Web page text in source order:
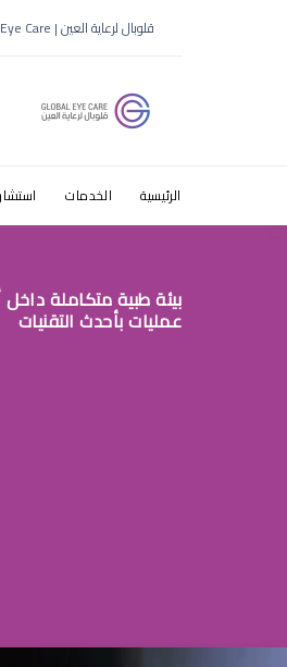
مع
قلوبال لرعاية العين | Global Eye Care
الرئيسية الخدمات
بيئة طبية متكاملة
عمليات بأحدث التقنيات